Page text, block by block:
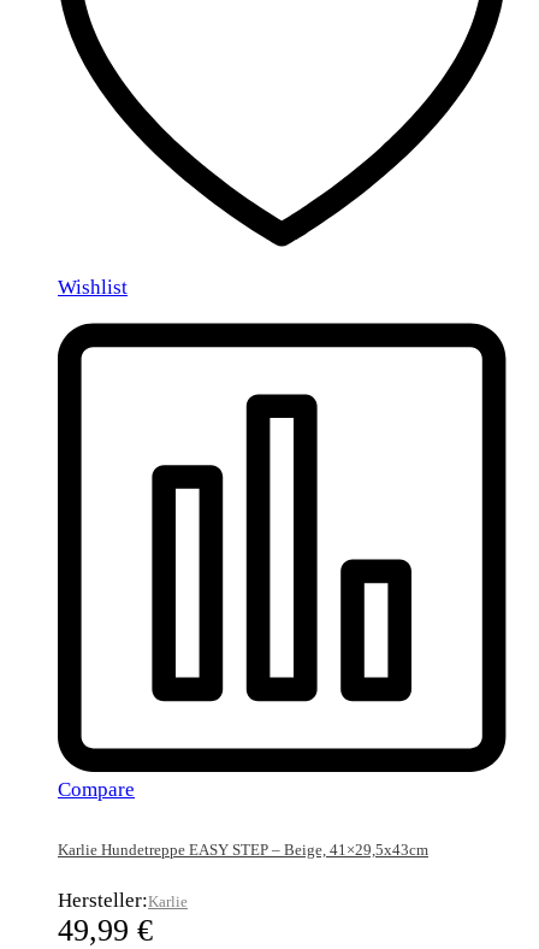
Wishlist
Compare
Karlie Hundetreppe EASY STEP – Beige, 41×29,5x43cm
Hersteller:Karlie
49,99 €